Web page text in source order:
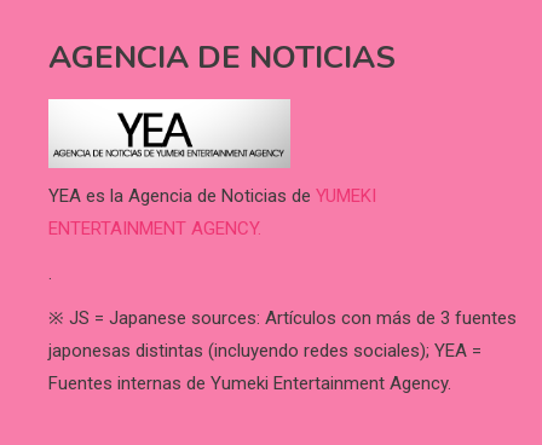
AGENCIA DE NOTICIAS
YEA es la Agencia de Noticias de YUMEKI
ENTERTAINMENT AGENCY.
.
※ JS = Japanese sources: Artículos con más de 3 fuentes
japonesas distintas (incluyendo redes sociales); YEA =
Fuentes internas de Yumeki Entertainment Agency.